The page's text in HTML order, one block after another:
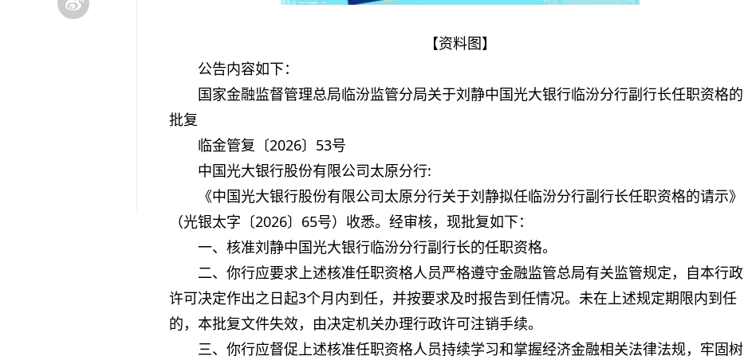
【资料图】
公告内容如下：
国家金融监督管理总局临汾监管分局关于刘静中国光大银行临汾分行副行长任职资格的
批复
临金管复〔2026〕53号
中国光大银行股份有限公司太原分行:
《中国光大银行股份有限公司太原分行关于刘静拟任临汾分行副行长任职资格的请示》
（光银太字〔2026〕65号）收悉。经审核，现批复如下：
一、核准刘静中国光大银行临汾分行副行长的任职资格。
二、你行应要求上述核准任职资格人员严格遵守金融监管总局有关监管规定，自本行政
许可决定作出之日起3个月内到任，并按要求及时报告到任情况。未在上述规定期限内到任
的，本批复文件失效，由决定机关办理行政许可注销手续。
三、你行应督促上述核准任职资格人员持续学习和掌握经济金融相关法律法规，牢固树